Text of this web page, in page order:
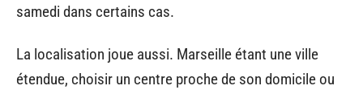
samedi dans certains cas.
La localisation joue aussi. Marseille étant une ville
étendue, choisir un centre proche de son domicile ou